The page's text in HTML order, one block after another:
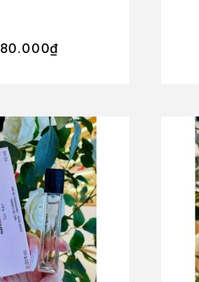
₫